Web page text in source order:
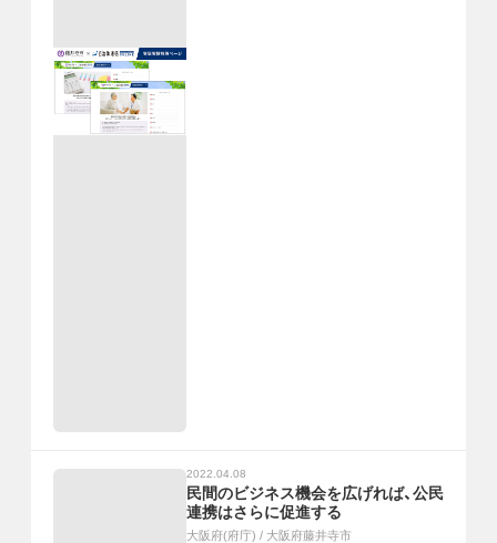
2022.04.08
民間のビジネス機会を広げれば、公民
連携はさらに促進する
大阪府(府庁) / 大阪府藤井寺市